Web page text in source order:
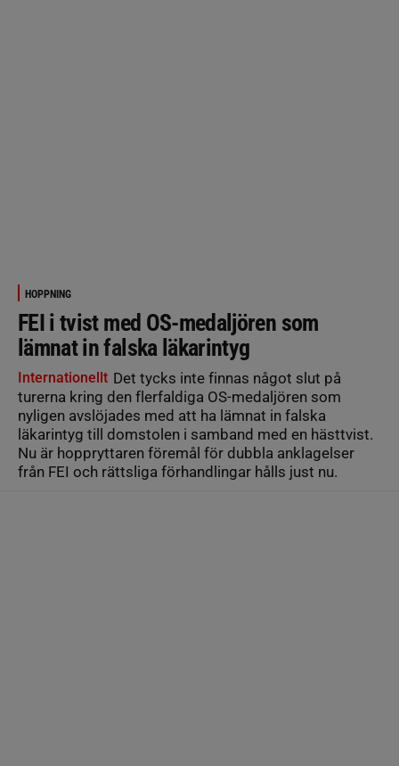
HOPPNING
FEI i tvist med OS-medaljören som
lämnat in falska läkarintyg
Internationellt Det tycks inte finnas något slut på
turerna kring den flerfaldiga OS-medaljören som
nyligen avslöjades med att ha lämnat in falska
läkarintyg till domstolen i samband med en hästtvist.
Nu är hoppryttaren föremål för dubbla anklagelser
från FEI och rättsliga förhandlingar hålls just nu.